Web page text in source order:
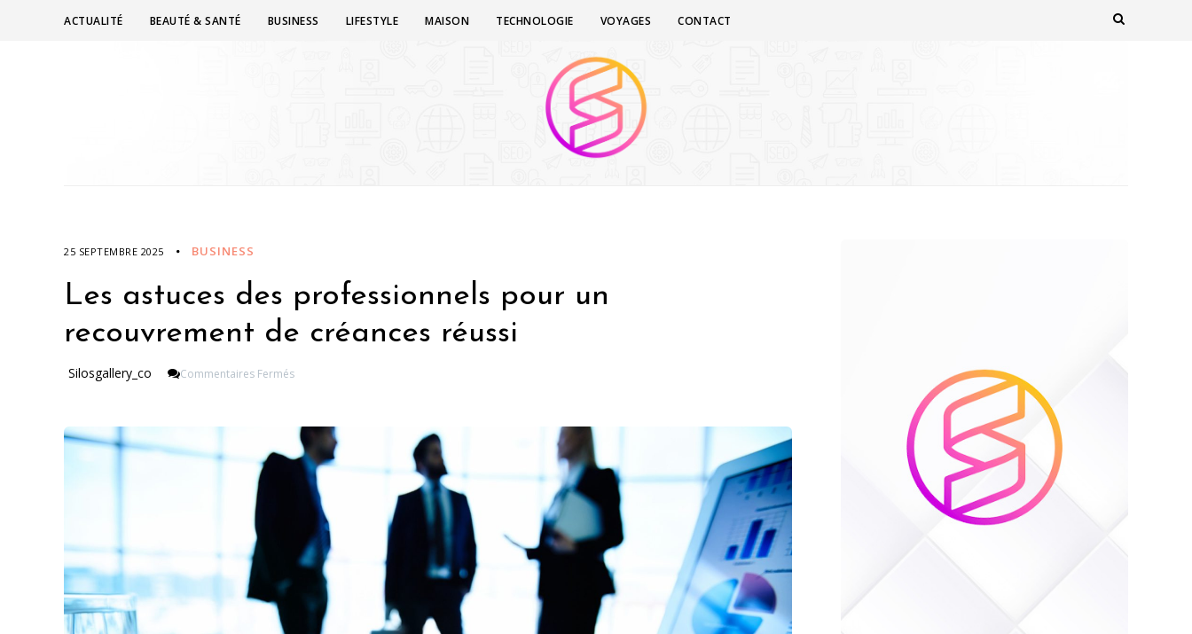
ACTUALITÉ BEAUTÉ & SANTÉ BUSINESS LIFESTYLE MAISON TECHNOLOGIE VOYAGES CONTACT
25 SEPTEMBRE 2025 BUSINESS
Les astuces des professionnels pour un
recouvrement de créances réussi
Silosgallery_co Commentaires FermésSur
Professionnels
Pour
Un
Recouvrement
Créances
Réussi